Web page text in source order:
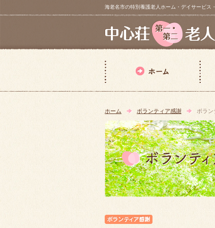
海老名市の特別養護老人ホーム・デイサービ
ホーム ボランティア感謝 ボラン